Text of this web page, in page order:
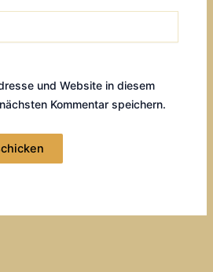
und Website in diesem
Kommentar speichern.